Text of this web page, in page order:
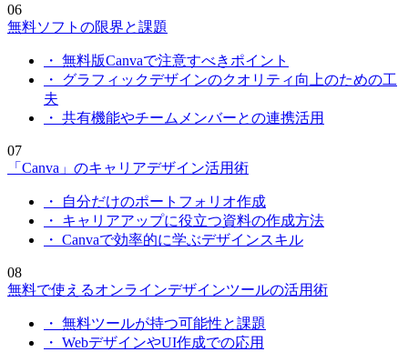
06
無料ソフトの限界と課題
・ 無料版Canvaで注意すべきポイント
・ グラフィックデザインのクオリティ向上のための工
夫
・ 共有機能やチームメンバーとの連携活用
07
「Canva」のキャリアデザイン活用術
・ 自分だけのポートフォリオ作成
・ キャリアアップに役立つ資料の作成方法
・ Canvaで効率的に学ぶデザインスキル
08
無料で使えるオンラインデザインツールの活用術
・ 無料ツールが持つ可能性と課題
・ WebデザインやUI作成での応用